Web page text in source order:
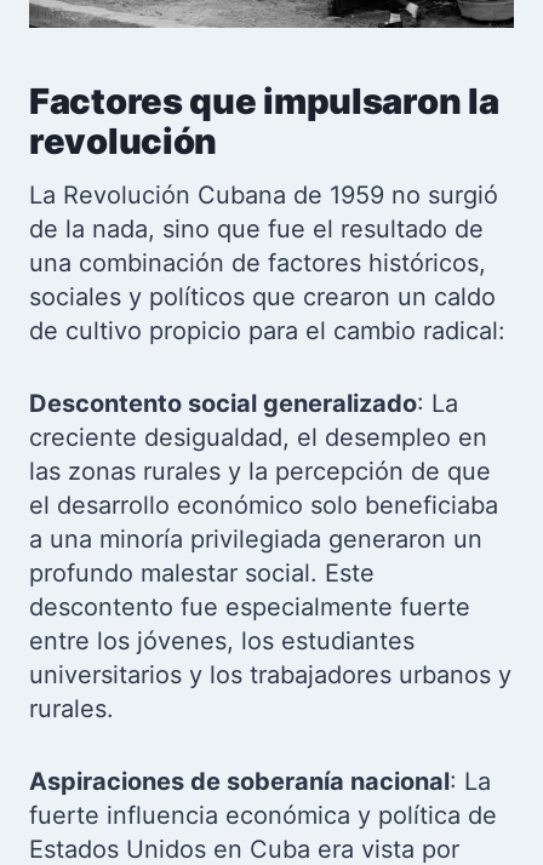
Factores que impulsaron la
revolución
La Revolución Cubana de 1959 no surgió
de la nada, sino que fue el resultado de
una combinación de factores históricos,
sociales y políticos que crearon un caldo
de cultivo propicio para el cambio radical:
Descontento social generalizado: La
creciente desigualdad, el desempleo en
las zonas rurales y la percepción de que
el desarrollo económico solo beneficiaba
a una minoría privilegiada generaron un
profundo malestar social. Este
descontento fue especialmente fuerte
entre los jóvenes, los estudiantes
universitarios y los trabajadores urbanos y
rurales.
Aspiraciones de soberanía nacional: La
fuerte influencia económica y política de
Estados Unidos en Cuba era vista por